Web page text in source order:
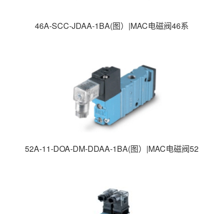
46A-SCC-JDAA-1BA(图）|MAC电磁阀46系
52A-11-DOA-DM-DDAA-1BA(图）|MAC电磁阀52